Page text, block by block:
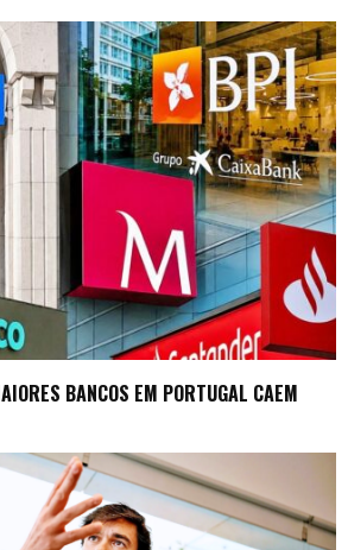
BANCOS EM PORTUGAL CAEM